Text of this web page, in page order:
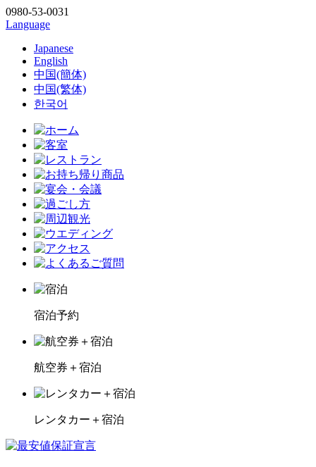
0980-53-0031
Language
Japanese
English
中国(簡体)
中国(繁体)
한국어
宿泊予約
航空券＋宿泊
レンタカー＋宿泊